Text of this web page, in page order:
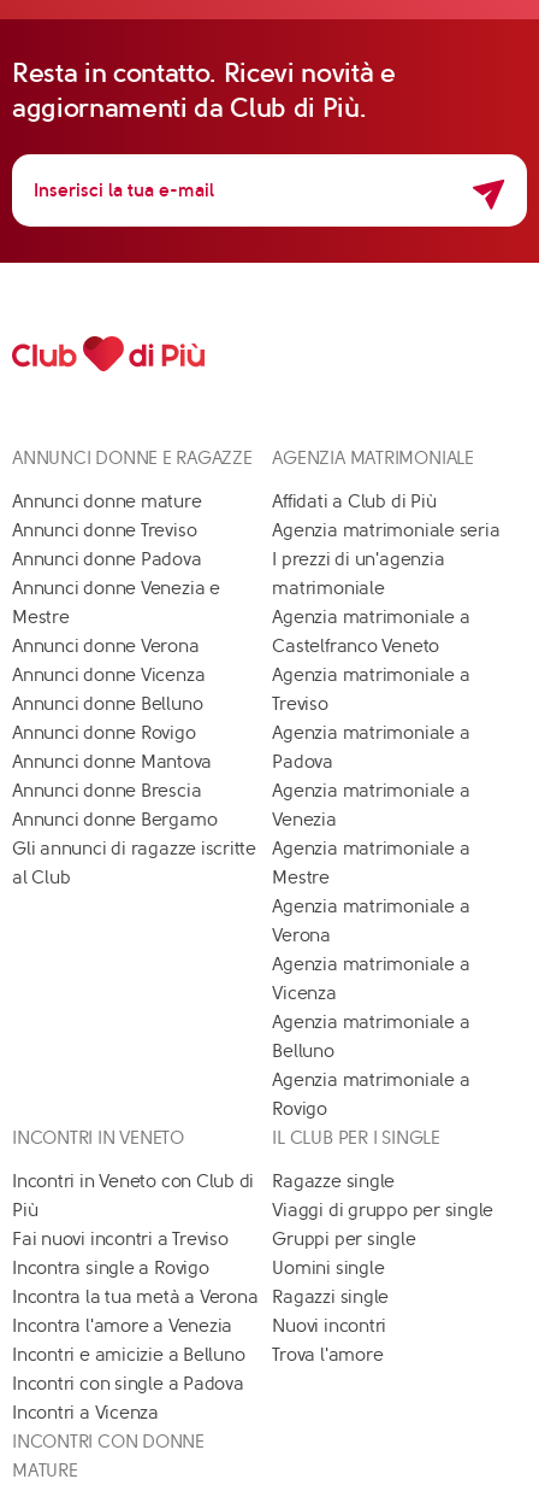
Resta in contatto. Ricevi novità e
aggiornamenti da Club di Più.
ANNUNCI DONNE E RAGAZZE
Annunci donne mature
Annunci donne Treviso
Annunci donne Padova
Annunci donne Venezia e
Mestre
Annunci donne Verona
Annunci donne Vicenza
Annunci donne Belluno
Annunci donne Rovigo
Annunci donne Mantova
Annunci donne Brescia
Annunci donne Bergamo
Gli annunci di ragazze iscritte
al Club
AGENZIA MATRIMONIALE
Affidati a Club di Più
Agenzia matrimoniale seria
I prezzi di un'agenzia
matrimoniale
Agenzia matrimoniale a
Castelfranco Veneto
Agenzia matrimoniale a
Treviso
Agenzia matrimoniale a
Padova
Agenzia matrimoniale a
Venezia
Agenzia matrimoniale a
Mestre
Agenzia matrimoniale a
Verona
Agenzia matrimoniale a
Vicenza
Agenzia matrimoniale a
Belluno
Agenzia matrimoniale a
Rovigo
INCONTRI IN VENETO
Incontri in Veneto con Club di
Più
Fai nuovi incontri a Treviso
Incontra single a Rovigo
Incontra la tua metà a Verona
Incontra l'amore a Venezia
Incontri e amicizie a Belluno
Incontri con single a Padova
Incontri a Vicenza
IL CLUB PER I SINGLE
Ragazze single
Viaggi di gruppo per single
Gruppi per single
Uomini single
Ragazzi single
Nuovi incontri
Trova l'amore
INCONTRI CON DONNE
MATURE